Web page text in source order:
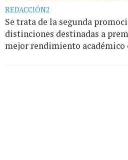
REDACCIÓN2
Se trata de la segunda
distinciones destinadas a
mejor rendimiento académico